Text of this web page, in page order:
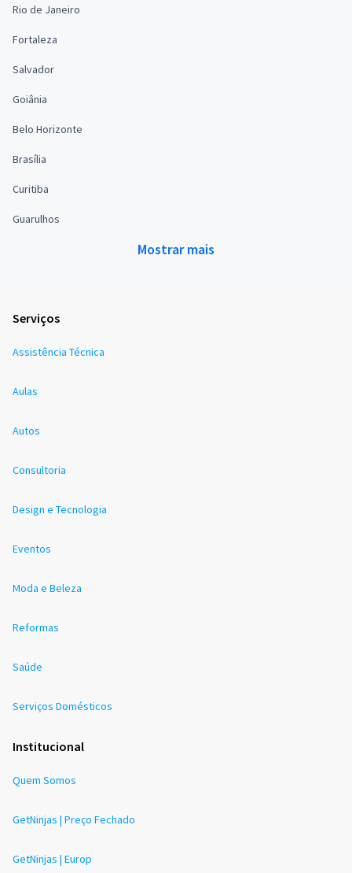
Rio de Janeiro
Fortaleza
Salvador
Goiânia
Belo Horizonte
Brasília
Curitiba
Guarulhos
Mostrar mais
Serviços
Assistência Técnica
Aulas
Autos
Consultoria
Design e Tecnologia
Eventos
Moda e Beleza
Reformas
Saúde
Serviços Domésticos
Institucional
Quem Somos
GetNinjas | Preço Fechado
GetNinjas | Europ